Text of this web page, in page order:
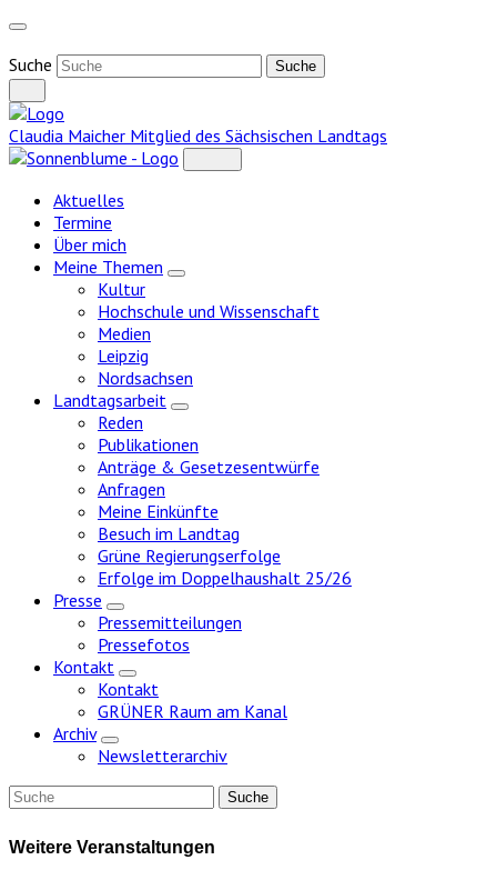
Weiter
Inhalt
Suche
Claudia Maicher Mitglied des Sächsischen Landtags
Aktuelles
Termine
Über mich
Meine Themen
Zeige
Kultur
Hochschule und Wissenschaft
Medien
Leipzig
Nordsachsen
Landtagsarbeit
Zeige
Reden
Publikationen
Anträge & Gesetzesentwürfe
Anfragen
Meine Einkünfte
Besuch im Landtag
Grüne Regierungserfolge
Erfolge im Doppelhaushalt 25/26
Presse
Zeige
Untermenü
Pressemitteilungen
Pressefotos
Kontakt
Zeige
Untermenü
Kontakt
GRÜNER Raum am Kanal
Archiv
Zeige
Untermenü
Newsletterarchiv
Weitere Veranstaltungen